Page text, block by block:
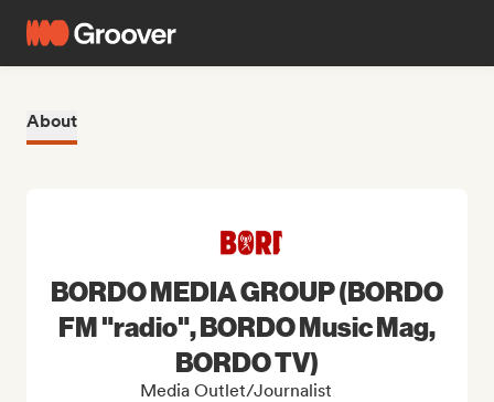
About
BORDO MEDIA GROUP (BORDO
FM "radio", BORDO Music Mag,
BORDO TV)
Media Outlet/Journalist